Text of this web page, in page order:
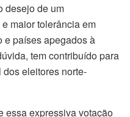
desejo de um
maior tolerância em
e países apegados à
tem contribuído para
eleitores norte-
essa expressiva votação